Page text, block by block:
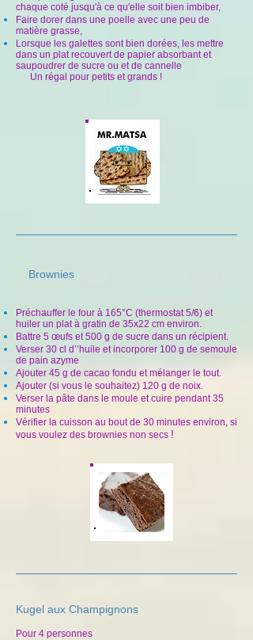
chaque coté jusqu'à ce qu'elle soit bien imbiber,
Faire dorer dans une poelle avec une peu de
matière grasse,
Lorsque les galettes sont bien dorées, les mettre
dans un plat recouvert de papier absorbant et
saupoudrer de sucre ou et de cannelle
Un régal pour petits et grands !
Brownies
Préchauffer le four à 165°C (thermostat 5/6) et
huiler un plat à gratin de 35x22 cm environ.
Battre 5 œufs et 500 g de sucre dans un récipient.
Verser 30 cl d’’huile et incorporer 100 g de semoule
de pain azyme
Ajouter 45 g de cacao fondu et mélanger le tout.
Ajouter (si vous le souhaitez) 120 g de noix.
Verser la pâte dans le moule et cuire pendant 35
minutes
Vérifier la cuisson au bout de 30 minutes environ, si
vous voulez des brownies non secs !
Kugel aux Champignons
Pour 4 personnes